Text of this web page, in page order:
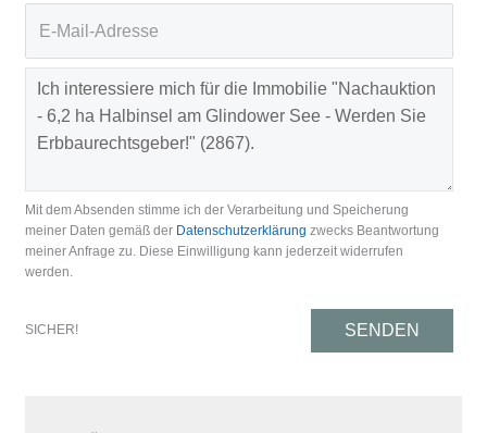
Mit dem Absenden stimme ich der Verarbeitung und Speicherung
meiner Daten gemäß der Datenschutzerklärung zwecks Beantwortung
meiner Anfrage zu. Diese Einwilligung kann jederzeit widerrufen
werden.
SICHER! SENDEN